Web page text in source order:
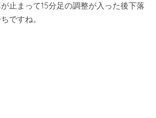
止まって15分足の調整が入った後下落
ですね。